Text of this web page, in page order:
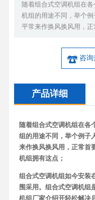
随着组合式空调机组在
机组的用途不同，举个
平常来作换风换风用，
咨询
产品详细
随着组合式空调机组在各
组的用途不同，举个例子
来作换风换风用，正常首
机组拥有这点；
组合式空调机组如今安装
围采用。组合式空调机组
机组厂家介绍开轻松解决